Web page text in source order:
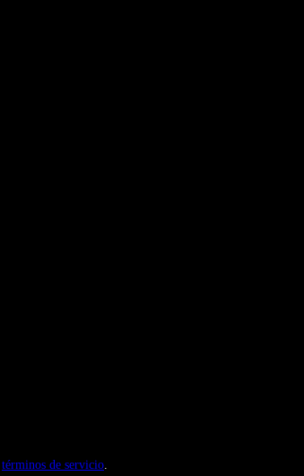
términos de servicio